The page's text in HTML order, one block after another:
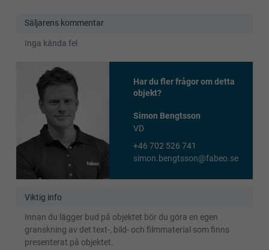
Säljarens kommentar
Inga kända fel
Har du fler frågor om detta
objekt?
Simon Bengtsson
VD
+46 702 526 741
simon.bengtsson@fabeo.se
Viktig info
Innan du lägger bud på objektet bör du göra en egen
granskning av det text-, bild- och filmmaterial som finns
presenterat på objektet.